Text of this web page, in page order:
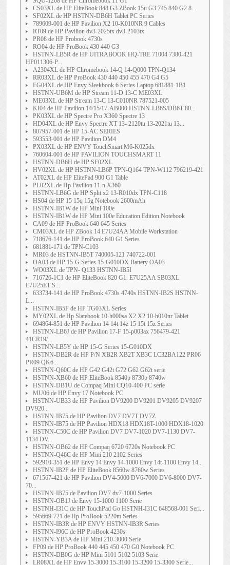
CS03XL de HP EliteBook 848 G3 ZBook 15u G3 745 840 G2 8...
SF02XL de HP HSTNN-DB6H Tablet PC Series
789609-001 de HP Pavilion X2 10-K010NR 9 Cables
RT09 de HP Pavilion dv3-2025tx dv3-2103tx
PR08 de HP Probook 4730s
RO04 de HP ProBook 430 440 G3
HSTNN-LB5R de HP UITRABOOK HQ-TRE 71004 7380-421
HP011306-P...
A2304XL de HP Chromebook 14-Q 14-Q000 TPN-Q134
RR03XL de HP ProBook 430 440 450 455 470 G4 G5
EG04XL de HP Envy Sleekbook 6 Series Laptop 681881-1B1
HSTNN-UB6M de HP Stream 11-D 13-C ME03XL
ME03XL de HP Stream 13-C 13-C010NR 787521-005
KI04 de HP Pavilion 14/15/17-AB000 HSTNN-LB6S/DB6T 80...
PK03XL de HP Spectre Pro X360 Spectre 13
HD04XL de HP Envy Spectre XT 13- 2120tu 13-2021tu 13...
807957-001 de HP 15-AC SERIES
593553-001 de HP Pavilion DM4
PX03XL de HP ENVY TouchSmart M6-K025dx
760604-001 de HP PAVILION TOUCHSMART 11
HSTNN-DB6H de HP SF02XL
HV02XL de HP HSTNN-LB6P TPN-Q164 TPN-W112 796219-421
AT02XL de HP ElitePad 900 G1 Table
PL02XL de Hp Pavilion 11-n X360
HSTNN-LB6G de HP Split x2 13-R010dx TPN-C118
HS04 de HP 15 15q 15g Notebook 2600mAh
HSTNN-IB1W de HP Mini 100e
HSTNN-IB1W de HP Mini 100e Education Edition Notebook
CA09 de HP ProBook 640 645 Series
CM03XL de HP ZBook 14 E7U24AA Mobile Workstation
718676-141 de HP ProBook 640 G1 Series
681881-171 de TPN-C103
MR03 de HSTNN-IB5T 740005-121 740722-001
OA03 de HP 15-G Series 15-G010DX Battery OA03
WO03XL de TPN- Q133 HSTNN-IB5I
716726-1C1 de HP EliteBook 820 G1. E7U25AA SB03XL
E7U25ET S...
633734-141 de HP ProBook 4730s 4740s HSTNN-IB2S HSTNN-
L...
HSTNN-IB5F de HP TG03XL Series
MY02XL de Hp Slatebook 10-h000sa X2 X2 10-h010nr Tablet
694864-851 de HP Pavilion 14 14t 14z 15 15t 15z Series
HSTNN-LB6J de HP Pavilion 17-F 15-p003ax 756479-421
41CR19/...
HSTNN-LB5Y de HP 15-G Series 15-G010DX
HSTNN-DB2R de HP P/N XB2R XB2T XB3C LC32BA122 PR06
PR09 QK6...
HSTNN-Q60C de HP G42 G42t G72 G62 G62t serie
HSTNN-XB60 de HP EliteBook 8540p 8730p 8740w
HSTNN-DB1U de Compaq Mini CQ10-400 PC serie
MU06 de HP Envy 17 Notebook PC
HSTNN-UB33 de HP Pavilion DV9200 DV9201 DV9205 DV9207
DV920...
HSTNN-IB75 de HP Pavilion DV7 DV7T DV7Z
HSTNN-IB75 de HP Pavilion HDX18 HDX18T-1000 HDX18-1020
HSTNN-C50C de HP Pavilion DV7 DV7-1020 DV7-1130 DV7-
1134 DV...
HSTNN-OB62 de HP Compaq 6720 6720s Notebook PC
HSTNN-Q46C de HP Mini 210 2102 Series
592910-351 de HP Envy 14 Envy 14-1000 Envy 14t-1100 Envy 14...
HSTNN-IB2P de HP EliteBook 8560w 8760w Series
671567-421 de HP Pavilion DV4-5000 DV6-7000 DV6-8000 DV7-
70...
HSTNN-IB75 de Pavilion DV7 dv7-1000 Series
HSTNN-OB1J de Envy 15-1000 1100 Serie
HSTNH-I31C de HP TouchPad Go HSTNH-I31C 648568-001 Seri...
595669-721 de Hp ProBook 5220m Series
HSTNN-IB3R de HP ENVY HSTNN-IB3R Series
HSTNN-I96C de HP ProBook 4230s
HSTNN-YB3A de HP Mini 210-3000 Serie
FP09 de HP ProBook 440 445 450 470 G0 Notebook PC
HSTNN-DB0G de HP Mini 5101 5102 5103 Serie
LR08XL de HP Envy 15-3000 15-3100 15-3200 15-3300 Serie...